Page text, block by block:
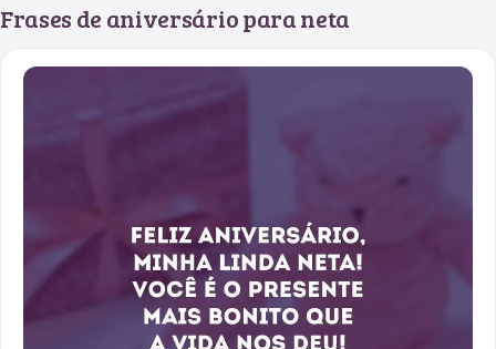
Frases de aniversário para neta